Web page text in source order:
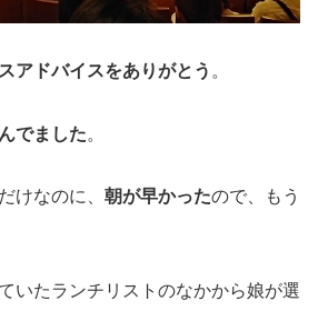
アドバイスをありがとう 。
でました。
けなのに、 朝が早かったので、もう
いたランチリストのなかから娘が選